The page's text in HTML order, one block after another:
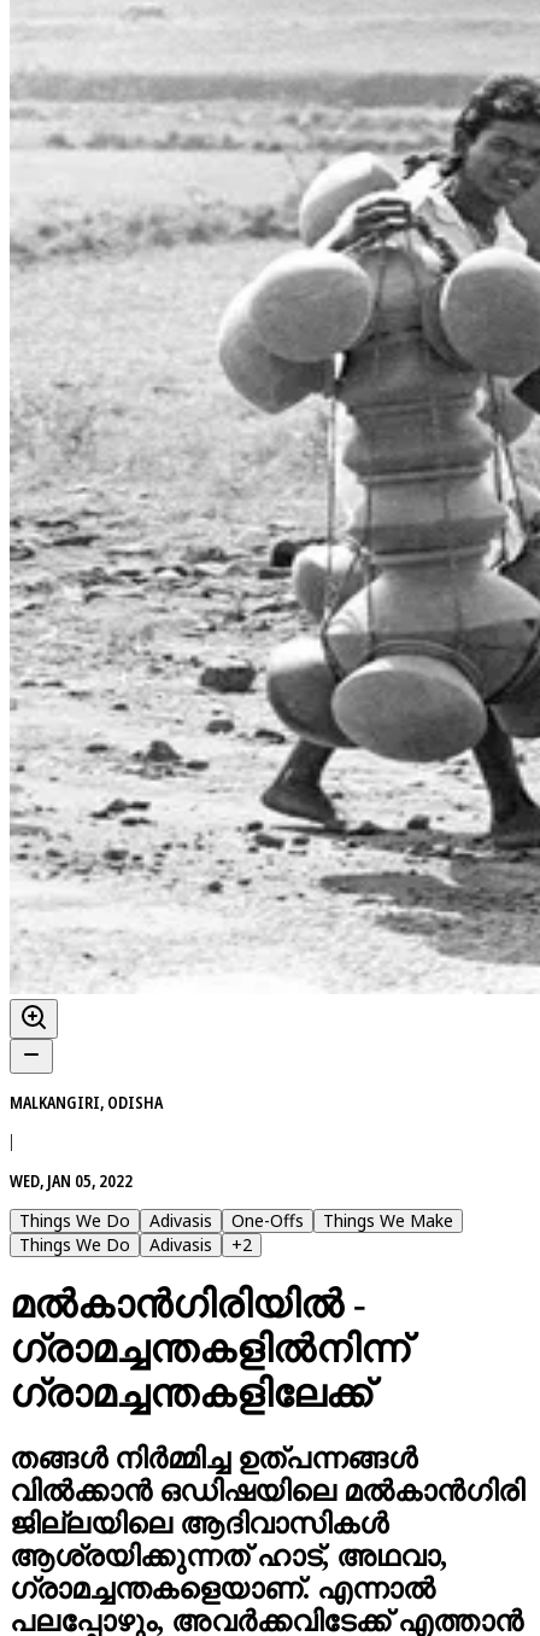
MALKANGIRI, ODISHA
|
WED, JAN 05, 2022
Things We Do
Adivasis One-Offs
Things We Make
Things We Do
Adivasis +2
മല്‍കാന്‍ഗിരിയിൽ -
ഗ്രാമച്ചന്തകളിൽനിന്ന്
ഗ്രാമച്ചന്തകളിലേക്ക്
തങ്ങൾ നിർമ്മിച്ച ഉത്പന്നങ്ങൾ
വിൽക്കാൻ ഒഡിഷയിലെ മല്‍കാന്‍ഗിരി
ജില്ലയിലെ ആദിവാസികൾ
ആശ്രയിക്കുന്നത് ഹാട്, അഥവാ,
ഗ്രാമച്ചന്തകളെയാണ്. എന്നാൽ
പലപ്പോഴും, അവർക്കവിടേക്ക് എത്താൻ